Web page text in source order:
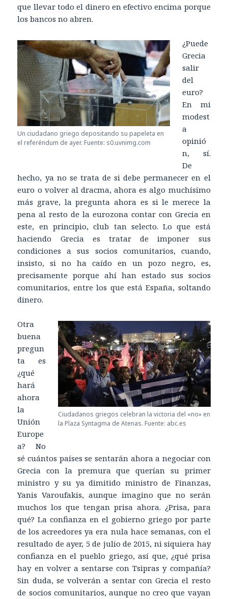
que llevar todo el dinero en efectivo encima porque
los bancos no abren.
Un ciudadano griego depositando su papeleta en
el referéndum de ayer. Fuente: s0.uvnimg.com
¿Puede
Grecia
salir
del
euro?
En mi
modest
a
opinió
n, sí.
De
hecho, ya no se trata de si debe permanecer en el
euro o volver al dracma, ahora es algo muchísimo
más grave, la pregunta ahora es si le merece la
pena al resto de la eurozona contar con Grecia en
este, en principio, club tan selecto. Lo que está
haciendo Grecia es tratar de imponer sus
condiciones a sus socios comunitarios, cuando,
insisto, si no ha caído en un pozo negro, es,
precisamente porque ahí han estado sus socios
comunitarios, entre los que está España, soltando
dinero.
Ciudadanos griegos celebran la victoria del «no» en
la Plaza Syntagma de Atenas. Fuente: abc.es
Otra
buena
pregun
ta es
¿qué
hará
ahora
la
Unión
Europe
a? No
sé cuántos países se sentarán ahora a negociar con
Grecia con la premura que querían su primer
ministro y su ya dimitido ministro de Finanzas,
Yanis Varoufakis, aunque imagino que no serán
muchos los que tengan prisa ahora. ¿Prisa, para
qué? La confianza en el gobierno griego por parte
de los acreedores ya era nula hace semanas, con el
resultado de ayer, 5 de julio de 2015, ni siquiera hay
confianza en el pueblo griego, así que, ¿qué prisa
hay en volver a sentarse con Tsipras y compañía?
Sin duda, se volverán a sentar con Grecia el resto
de socios comunitarios, aunque no creo que vayan